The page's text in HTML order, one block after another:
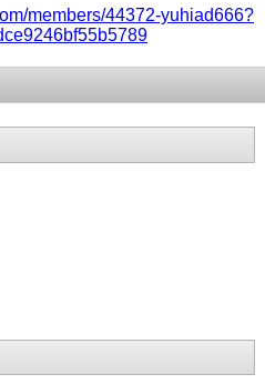
members/44372-yuhiad666?